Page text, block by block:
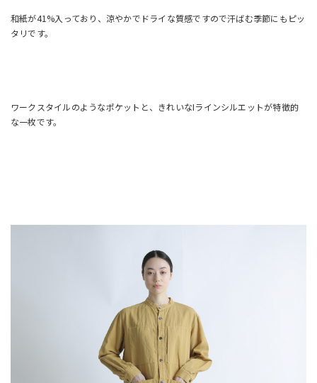
和紙が41%入っており、涼やかでドライな質感ですので汗ばむ季節にもピッ
タリです。
ワークスタイルのようなポケットと、きれいなIラインシルエットが特徴的
な一枚です。